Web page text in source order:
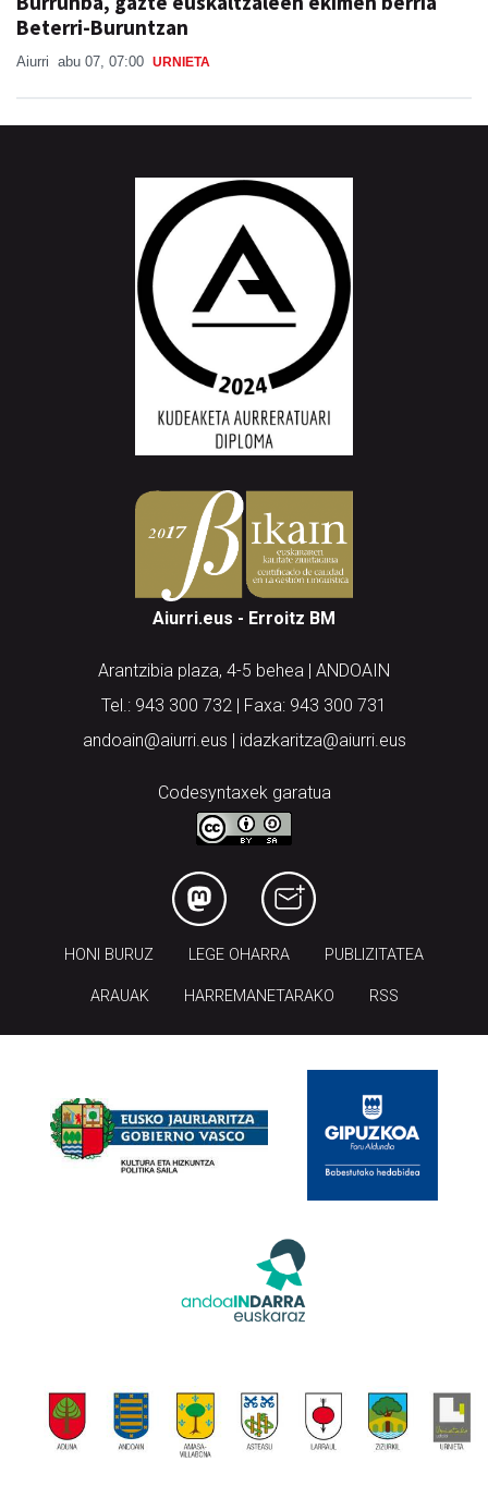
Beterri-Buruntzan
Aiurri abu 07, 07:00 URNIETA
Aiurri.eus - Erroitz BM
Arantzibia plaza, 4-5 behea | ANDOAIN
Tel.: 943 300 732 | Faxa: 943 300 731
andoain@aiurri.eus | idazkaritza@aiurri.eus
Codesyntaxek garatua
HONI BURUZ LEGE OHARRA PUBLIZITATEA
ARAUAK HARREMANETARAKO RSS